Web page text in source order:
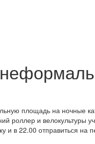
площадь на ночные
роллер и велокультуры
и в 22.00 отправиться на